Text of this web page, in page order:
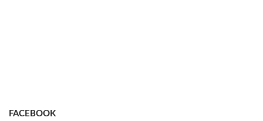
FACEBOOK